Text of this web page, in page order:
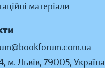
матеріали
м. Львів, 79005, Україна